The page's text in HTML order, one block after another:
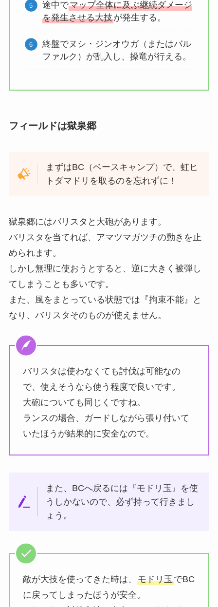
途中でマップ全体に及ぶ継続ダメージ
を発生させる大技が発生する。
終盤でヌシ・ジンオウガ（またはバル
ファルク）が乱入し、操竜が行える。
フィールドは獄泉郷
まずはBC（ベースキャンプ）で、虹ヒ
トダマドリを取るのを忘れずに！
獄泉郷にはバリスタと大砲があります。
バリスタを当てれば、アマツマガツチの動きを止
められます。
しかし無理に使おうとすると、逆に大きく被弾し
てしまうことも多いです。
また、風をまとっている状態では『拘束不能』と
なり、バリスタそのものが使えません。
バリスタは使わなくても討伐は可能なの
で、使えそうなら使う程度で良いです。
大砲についても同じくですね。
ランスの場合、ガードしながら張り付いて
いたほうが結果的に安全なので。
また、BCへ戻るには『モドリ玉』を使
うしかないので、必ず持って行きまし
ょう。
敵が大技を使ってきた時は、 モドリ玉でBC
に戻ってしまったほうが安全。